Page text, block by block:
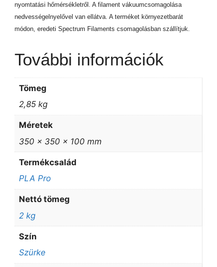
nyomtatási hőmérsékletről. A filament vákuumcsomagolása
nedvességelnyelővel van ellátva. A terméket környezetbarát
módon, eredeti Spectrum Filaments csomagolásban szállítjuk.
További információk
Tömeg
2,85 kg
Méretek
350 × 350 × 100 mm
Termékcsalád
PLA Pro
Nettó tömeg
2 kg
Szín
Szürke